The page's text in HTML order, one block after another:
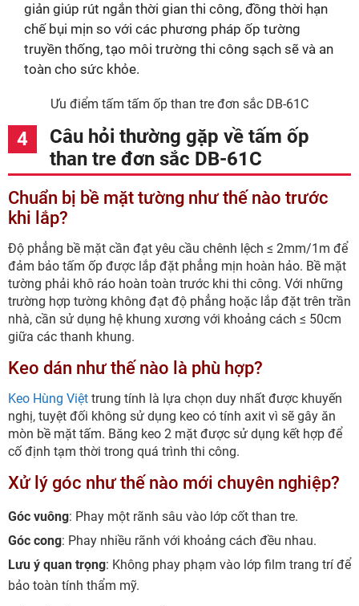
giản giúp rút ngắn thời gian thi công, đồng thời hạn
chế bụi mịn so với các phương pháp ốp tường
truyền thống, tạo môi trường thi công sạch sẽ và an
toàn cho sức khỏe.
Ưu điểm tấm tấm ốp than tre đơn sắc DB-61C
Câu hỏi thường gặp về tấm ốp
than tre đơn sắc DB-61C
Chuẩn bị bề mặt tường như thế nào trước
khi lắp?
Độ phẳng bề mặt cần đạt yêu cầu chênh lệch ≤ 2mm/1m để
đảm bảo tấm ốp được lắp đặt phẳng mịn hoàn hảo. Bề mặt
tường phải khô ráo hoàn toàn trước khi thi công. Với những
trường hợp tường không đạt độ phẳng hoặc lắp đặt trên trần
nhà, cần sử dụng hệ khung xương với khoảng cách ≤ 50cm
giữa các thanh khung.
Keo dán như thế nào là phù hợp?
Keo Hùng Việt trung tính là lựa chọn duy nhất được khuyến
nghị, tuyệt đối không sử dụng keo có tính axit vì sẽ gây ăn
mòn bề mặt tấm. Băng keo 2 mặt được sử dụng kết hợp để
cố định tạm thời trong quá trình thi công.
Xử lý góc như thế nào mới chuyên nghiệp?
Góc vuông: Phay một rãnh sâu vào lớp cốt than tre.
Góc cong: Phay nhiều rãnh với khoảng cách đều nhau.
Lưu ý quan trọng: Không phay phạm vào lớp film trang trí để
bảo toàn tính thẩm mỹ.